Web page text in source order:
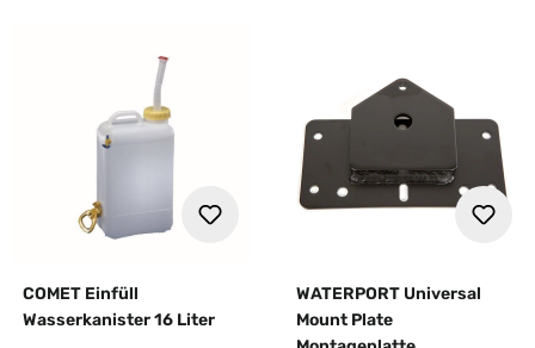
COMET Einfüll
Wasserkanister 16 Liter
WATERPORT Universal
Mount Plate